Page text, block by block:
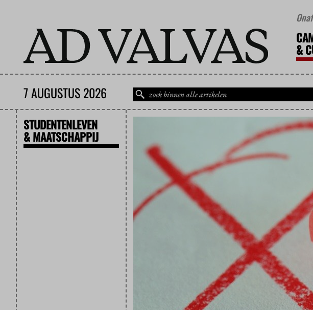
&
7 AUGUSTUS 2026
STUDENTENLEVEN
& MAATSCHAPPIJ